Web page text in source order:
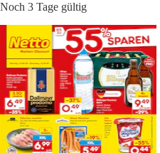
Noch 3 Tage gültig